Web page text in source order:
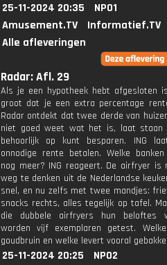
25-11-2024 20:35
NPO1
Amusement.TV
Informatief.TV
Alle afleveringen
Radar: Afl. 29
Als je een hypotheek hebt afgesloten
groot dat je een extra percentage
Radar ontdekt dat twee derde van
niet goed weet wat het is, laat
behoorlijk op kunt besparen. ING
onnodige rente betalen. Welke
nog meer? ING reageert. De airfryer is
weg te denken uit de Nederlandse
snel, en nu zelfs met twee mandjes:
snacks rechts, alles tegelijk op tafel.
die dubbele airfryers hun beloftes
worden vijf exemplaren getest.
goudbruin en welke levert vooral
25-11-2024 20:25
NPO2